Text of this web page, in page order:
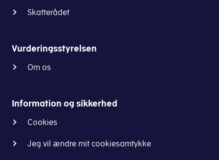
Skatterådet
Vurderingsstyrelsen
Om os
Information og sikkerhed
Cookies
Jeg vil ændre mit cookiesamtykke